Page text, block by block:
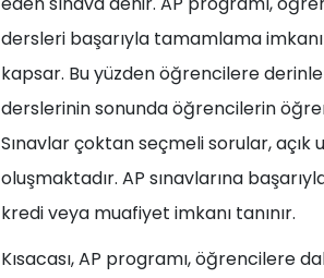
dersleri başarıyla tamamlama
kapsar. Bu yüzden öğrencilere
derslerinin sonunda öğrencilerin
Sınavlar çoktan seçmeli sorular,
oluşmaktadır. AP sınavlarına
kredi veya muafiyet imkanı tanınır.
Kısacası, AP programı, öğrencilere